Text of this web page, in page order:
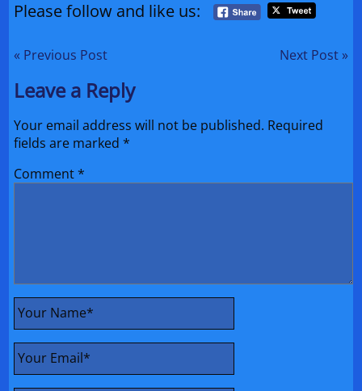
Please follow and like us:
« Previous Post Next Post »
Leave a Reply
Your email address will not be published. Required
fields are marked*
Comment*
Your Name*
Your Email*